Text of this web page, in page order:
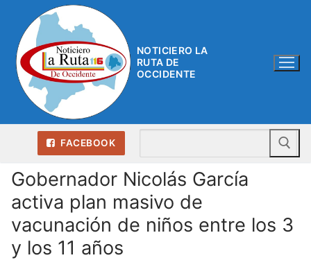
contenido
NOTICIERO LA
RUTA DE
OCCIDENTE
FACEBOOK
Gobernador Nicolás García
activa plan masivo de
vacunación de niños entre los 3
y los 11 años